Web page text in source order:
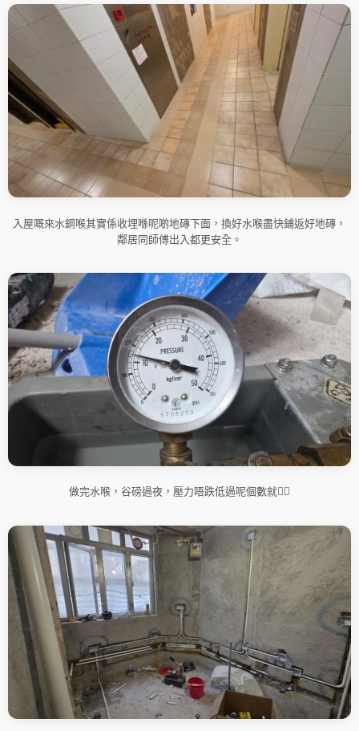
入屋嘅來水銅喉其實係收埋喺呢啲地磚下面，換好水喉盡快鋪返好地磚，
鄰居同師傅出入都更安全。
做完水喉，谷磅過夜，壓力唔跌低過呢個數就👌🏻